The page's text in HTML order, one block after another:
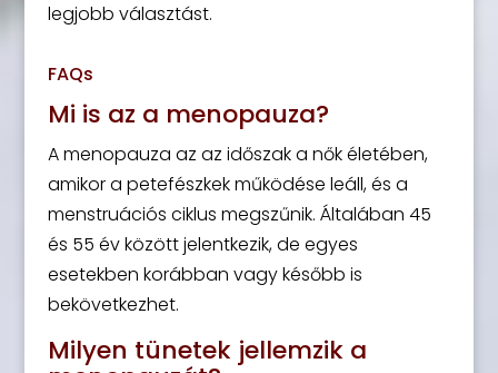
legjobb választást.
FAQs
Mi is az a menopauza?
A menopauza az az időszak a nők életében,
amikor a petefészkek működése leáll, és a
menstruációs ciklus megszűnik. Általában 45
és 55 év között jelentkezik, de egyes
esetekben korábban vagy később is
bekövetkezhet.
Milyen tünetek jellemzik a